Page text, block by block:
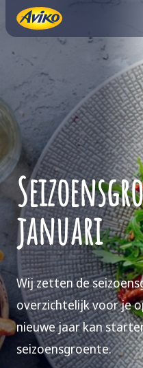
januari
Wij zetten de
overzichtelijk voor je
nieuwe jaar kan
seizoensgroente.